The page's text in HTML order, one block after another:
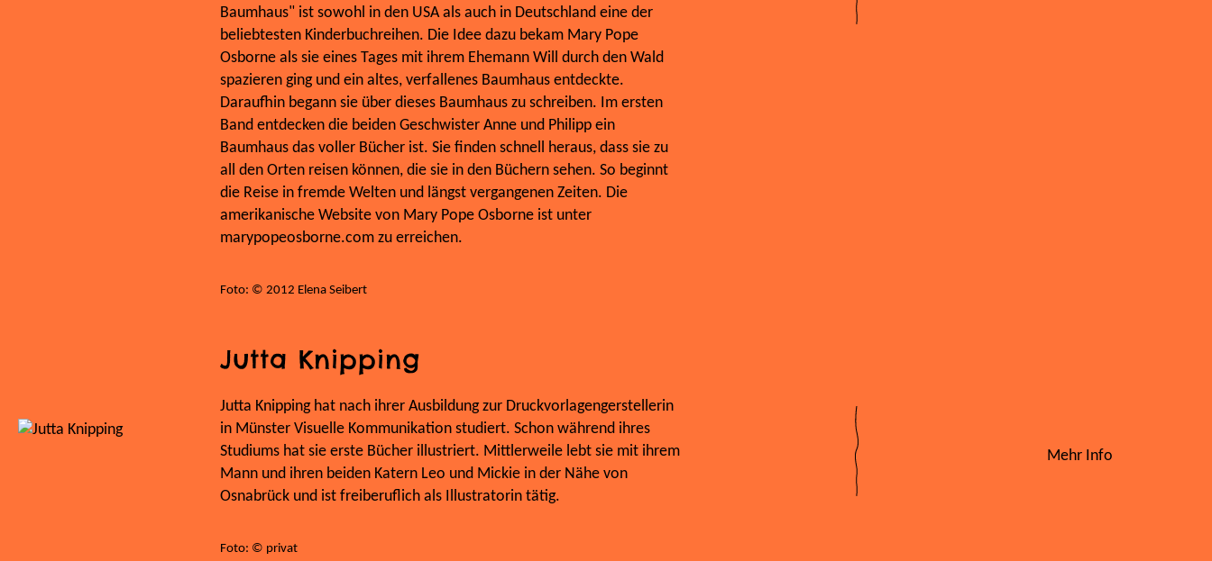
Baumhaus" ist sowohl in den USA als auch in Deutschland eine der
beliebtesten Kinderbuchreihen. Die Idee dazu bekam Mary Pope
Osborne als sie eines Tages mit ihrem Ehemann Will durch den Wald
spazieren ging und ein altes, verfallenes Baumhaus entdeckte.
Daraufhin begann sie über dieses Baumhaus zu schreiben. Im ersten
Band entdecken die beiden Geschwister Anne und Philipp ein
Baumhaus das voller Bücher ist. Sie finden schnell heraus, dass sie zu
all den Orten reisen können, die sie in den Büchern sehen. So beginnt
die Reise in fremde Welten und längst vergangenen Zeiten. Die
amerikanische Website von Mary Pope Osborne ist unter
marypopeosborne.com zu erreichen.
Foto: © 2012 Elena Seibert
Jutta Knipping
Jutta Knipping hat nach ihrer Ausbildung zur Druckvorlagengerstellerin
in Münster Visuelle Kommunikation studiert. Schon während ihres
Studiums hat sie erste Bücher illustriert. Mittlerweile lebt sie mit ihrem
Mann und ihren beiden Katern Leo und Mickie in der Nähe von
Osnabrück und ist freiberuflich als Illustratorin tätig.
Foto: © privat
Mehr Info